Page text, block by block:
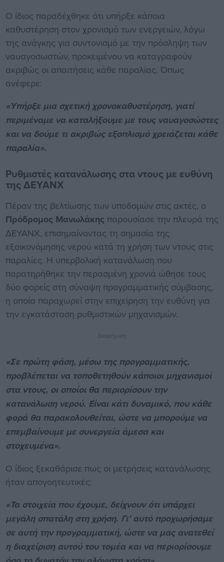
Ο ίδιος παραδέχθηκε ότι υπήρξε κάποια
καθυστέρηση στον χρονισμό των ενεργειών, λόγω
της ανάγκης για συντονισμό με την πρόσληψη των
ναυαγοσωστών, προκειμένου να καταγραφούν
ακριβώς οι απαιτήσεις κάθε παραλίας. Όπως
ανέφερε:
«Υπήρξε μια σχετική χρονοκαθυστέρηση, γιατί
περιμέναμε να καταλήξουμε με τους ναυαγοσώστες
και να δούμε τι ακριβώς εξοπλισμό χρειάζεται κάθε
παραλία».
Ρυθμιστές κατανάλωσης στα ντους με ευθύνη
της ΔΕΥΑΝΧ
Πέραν της βελτίωσης των υποδομών στις ακτές, ο
Πρόδρομος Μανωλάκης παρουσίασε την πλευρά της
ΔΕΥΑΝΧ, επισημαίνοντας τη σημασία της
εξοικονόμησης νερού κατά τη χρήση των ντους στις
παραλίες. Η υπερβολική κατανάλωση που
παρατηρήθηκε την περασμένη χρονιά ώθησε τους
δύο φορείς στη σύναψη προγραμματικής σύμβασης,
η οποία παραχωρεί στην επιχείρηση την ευθύνη για
την εγκατάσταση ρυθμιστικών μηχανισμών.
Διαφήμιση
«Σε πρώτη φάση, μέσω της προγραμματικής,
προβλέπεται να τοποθετηθούν κάποιοι μηχανισμοί
στα ντους, οι οποίοι θα περιορίσουν την
κατανάλωση νερού. Είναι κάτι δυναμικό, που κάθε
φορά θα παρακολουθείται, ώστε να μπορούμε να
επεμβαίνουμε με συνεργεία άμεσα και
στοχευμένα».
Ο ίδιος ξεκαθάρισε πως οι μετρήσεις κατανάλωσης
ήταν απογοητευτικές:
«Τα στοιχεία που έχουμε, δείχνουν ότι υπάρχει
μεγάλη σπατάλη στη χρήση. Γι’ αυτό προχωρήσαμε
σε αυτή την προγραμματική, ώστε να μας ανατεθεί
η διαχείριση αυτού του τομέα και να περιορίσουμε